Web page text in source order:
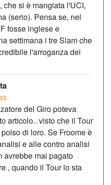
che si è mangiata l'UCI,
(serio). Pensa se, nel
fosse inglese e
settimana i tre Slam che
l'arroganza dei
del Giro poteva
articolo.. visto che il Tour
di loro. Se Froome è
e alle contro analisi
avrebbe mai pagato
, quando il Tour lo sta